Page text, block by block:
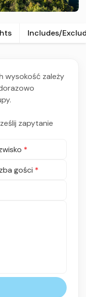
Includes/
wysokość zależy
zapytanie
*
gości *